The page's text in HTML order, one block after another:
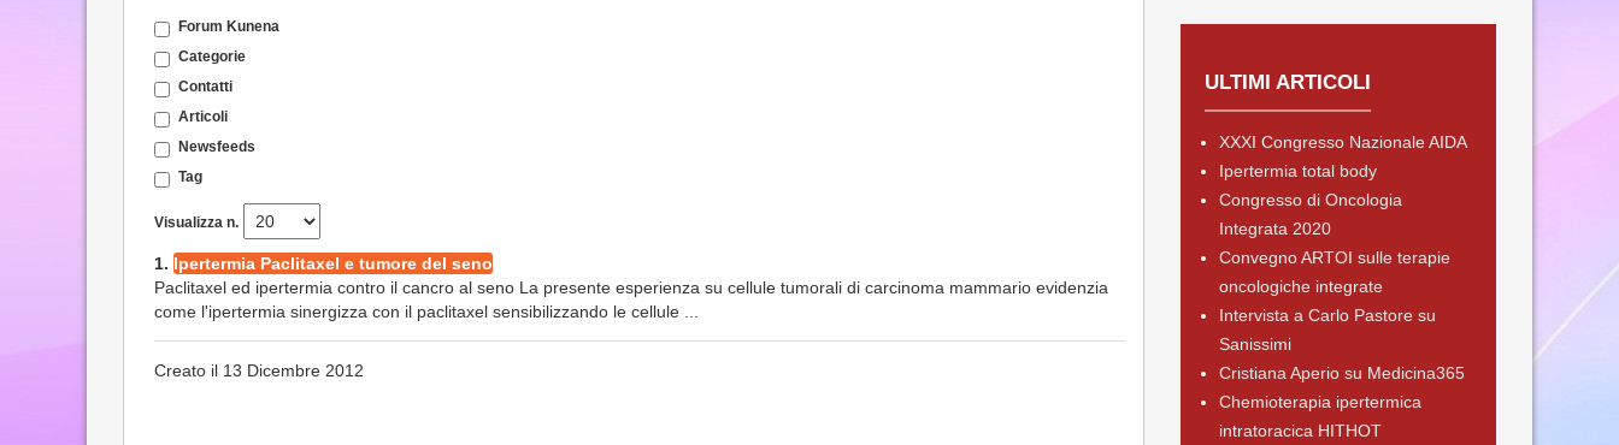
Forum Kunena
Categorie
Contatti
Articoli
Newsfeeds
Tag
Visualizza n.
1. Ipertermia Paclitaxel e tumore del seno
Paclitaxel ed ipertermia contro il cancro al seno La presente esperienza su cellule tumorali di carcinoma mammario evidenzia
come l'ipertermia sinergizza con il paclitaxel sensibilizzando le cellule ...
Creato il 13 Dicembre 2012
ULTIMI ARTICOLI
XXXI Congresso Nazionale AIDA
Ipertermia total body
Congresso di Oncologia
Integrata 2020
Convegno ARTOI sulle terapie
oncologiche integrate
Intervista a Carlo Pastore su
Sanissimi
Cristiana Aperio su Medicina365
Chemioterapia ipertermica
intratoracica HITHOT